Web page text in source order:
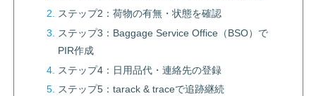
ステップ2：荷物の有無・状態を確認
ステップ3：Baggage Service Office（BSO）で
PIR作成
ステップ4：日用品代・連絡先の登録
ステップ5：tarack & traceで追跡継続